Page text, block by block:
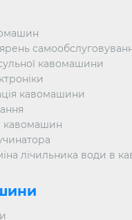
кавомашини
кавомашини
кавомашин
лічильника води в